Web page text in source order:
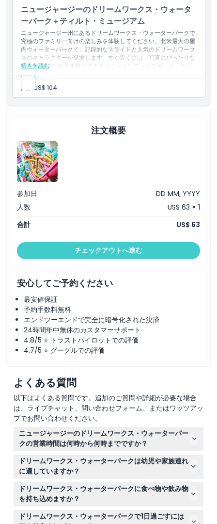
除外事項
対象外
営業時間
行き方
引換方法
キャンセルポリシー
ニュージャージーのドリームワークス・ウォータ
ーパーク＋ティルト・ミュージアム
ニュージャージー州にあるドリームワークス・ウォーターパークで
究極のファミリー向けの楽しみを体験してください。北米最大の屋
内ウォーターパークで、記録的なスライドと人気のドリームワーク
スのキャラクターが登場します。すぐ近くには、写真にぴったりな
目を奪う3Dの錯覚体験ができるユニークなアートスポット、ティ
ルト・ミュージアムもあります。このエキサイティングな組み合わ
州での人気アクティビティのひとつです。
続きを読む
人数: US$ 104
注文概要
参加日
DD MM, YYYY
人数
US$ 63 × 1
合計
US$ 63
チェックアウトへ進む
安心してご予約ください
最安値保証
予約手数料無料
エンドツーエンドで完全に暗号化された決済
24時間年中無休のカスタマーサポート
4.8/5 ⭐ トラストパイロットでの評価
4.7/5 ⭐ グーグルでの評価
よくある質問
以下はよくある質問です。追加のご質問や詳細が必要な場合
は、ライブチャット、問い合わせフォーム、またはワッツアッ
プでお問い合わせください。
ニュージャージーのドリームワークス・ウォーターパー
クの営業時間は何時から何時までですか？
ドリームワークス・ウォーターパークの営業時間は曜日に
よって異なり、一般的には午前遅くから夕方早くまでで
す。営業時間は変更されることがあるため、正確な時間は
当ウェブサイトでのオンライン予約時にご確認ください
（変更される場合がありますので、予約時にご確認くださ
ドリームワークス・ウォーターパークは幼児や家族連れ
に適していますか？
はい、家族連れに最適です！0〜2歳の子供は無料で入場
できますが、0〜13歳の子供は全員、有料の大人の同伴が
必要です。アトラクションには身長や体重制限があります
ので、事前に条件を確認してください。
ドリームワークス・ウォーターパークに食べ物や飲み物
を持ち込めますか？
持ち込みの食べ物や飲み物は含まれておらず、通常パーク
内への持ち込みは許可されていませんので、現地または近
ドリームワークス・ウォーターパークで1日過ごすには